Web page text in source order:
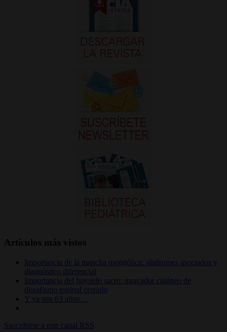
Artículos más vistos
Importancia de la mancha mongólica: síndromes asociados y
diagnóstico diferencial
Importancia del hoyuelo sacro: marcador cutáneo de
disrafismo espinal cerrado
Y ya son 63 años…
Suscribirse a este canal RSS